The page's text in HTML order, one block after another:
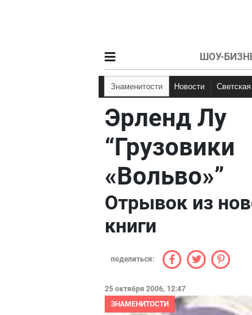
ШОУ-
Знаменитости Новости
Эрленд Лу
“Грузовики
«Вольво»”
Отрывок из
книги
поделиться:
25 октября 2006, 12:47
ЗНАМЕНИТОСТИ